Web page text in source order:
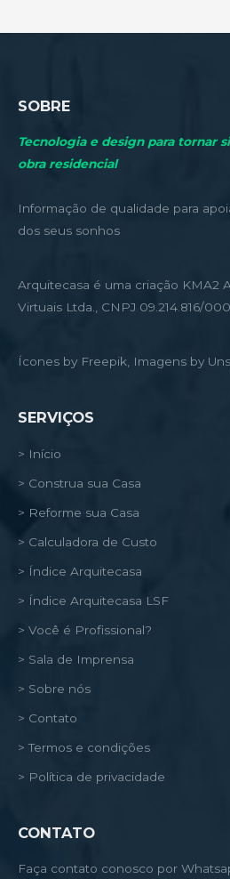
SOBRE
Tecnologia e design para tornar
obra residencial
Informação de qualidade para
dos seus sonhos
Arquitecasa é uma criação KMA2
Virtuais Ltda., CNPJ 09.214.816/
Ícones by Freepik, Imagens by
SERVIÇOS
> Início
> Construa sua Casa
> Reforme sua Casa
> Calculadora de Custo
> Índice Arquitecasa
> Índice Arquitecasa LSF
> Você é Profissional?
> Sala de Imprensa
> Sobre nós
> Contato
> Termos e condições
> Política de privacidade
CONTATO
Faça contato conosco por